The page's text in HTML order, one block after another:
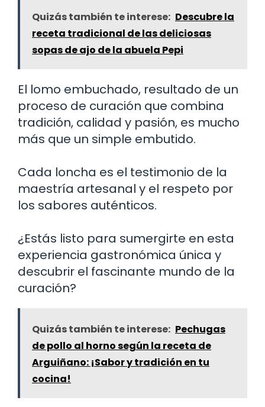
Quizás también te interese: Descubre la
receta tradicional de las deliciosas
sopas de ajo de la abuela Pepi
El lomo embuchado, resultado de un
proceso de curación que combina
tradición, calidad y pasión, es mucho
más que un simple embutido.
Cada loncha es el testimonio de la
maestría artesanal y el respeto por
los sabores auténticos.
¿Estás listo para sumergirte en esta
experiencia gastronómica única y
descubrir el fascinante mundo de la
curación?
Quizás también te interese: Pechugas
de pollo al horno según la receta de
Arguiñano: ¡Sabor y tradición en tu
cocina!